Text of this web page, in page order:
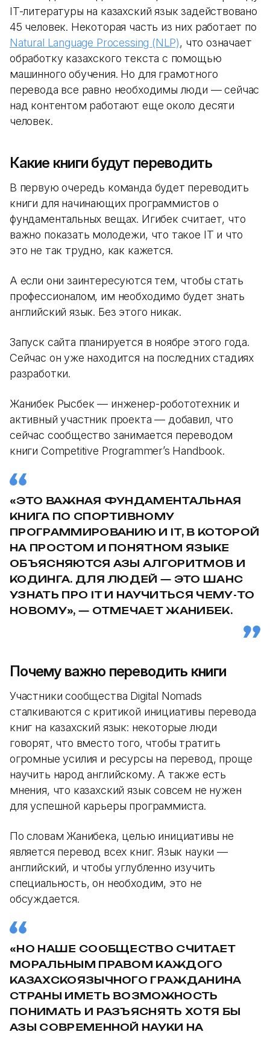
IT-литературы на казахский язык задействовано
45 человек. Некоторая часть из них работает по
Natural Language Processing (NLP), что означает
обработку казахского текста с помощью
машинного обучения. Но для грамотного
перевода все равно необходимы люди — сейчас
над контентом работают еще около десяти
человек.
Какие книги будут переводить
В первую очередь команда будет переводить
книги для начинающих программистов о
фундаментальных вещах. Игибек считает, что
важно показать молодежи, что такое IT и что
это не так трудно, как кажется.
А если они заинтересуются тем, чтобы стать
профессионалом, им необходимо будет знать
английский язык. Без этого никак.
Запуск сайта планируется в ноябре этого года.
Сейчас он уже находится на последних стадиях
разработки.
Жанибек Рысбек — инженер-робототехник и
активный участник проекта — добавил, что
сейчас сообщество занимается переводом
книги Competitive Programmer’s Handbook.
«ЭТО ВАЖНАЯ ФУНДАМЕНТАЛЬНАЯ
КНИГА ПО СПОРТИВНОМУ
ПРОГРАММИРОВАНИЮ И IT, В КОТОРОЙ
НА ПРОСТОМ И ПОНЯТНОМ ЯЗЫКЕ
ОБЪЯСНЯЮТСЯ АЗЫ АЛГОРИТМОВ И
КОДИНГА. ДЛЯ ЛЮДЕЙ — ЭТО ШАНС
УЗНАТЬ ПРО IT И НАУЧИТЬСЯ ЧЕМУ-ТО
НОВОМУ», — ОТМЕЧАЕТ ЖАНИБЕК.
Почему важно переводить книги
Участники сообщества Digital Nomads
сталкиваются с критикой инициативы перевода
книг на казахский язык: некоторые люди
говорят, что вместо того, чтобы тратить
огромные усилия и ресурсы на перевод, проще
научить народ английскому. А также есть
мнения, что казахский язык совсем не нужен
для успешной карьеры программиста.
По словам Жанибека, целью инициативы не
является перевод всех книг. Язык науки —
английский, и чтобы углубленно изучить
специальность, он необходим, это не
обсуждается.
«НО НАШЕ СООБЩЕСТВО СЧИТАЕТ
МОРАЛЬНЫМ ПРАВОМ КАЖДОГО
КАЗАХСКОЯЗЫЧНОГО ГРАЖДАНИНА
СТРАНЫ ИМЕТЬ ВОЗМОЖНОСТЬ
ПОНИМАТЬ И РАЗЪЯСНЯТЬ ХОТЯ БЫ
АЗЫ СОВРЕМЕННОЙ НАУКИ НА